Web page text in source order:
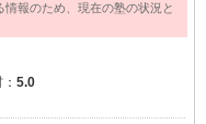
報のため、現在の塾の状況と
5.0